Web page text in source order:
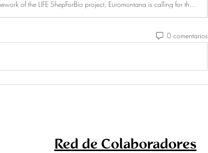
0 comentarios
Red de Colaboradores